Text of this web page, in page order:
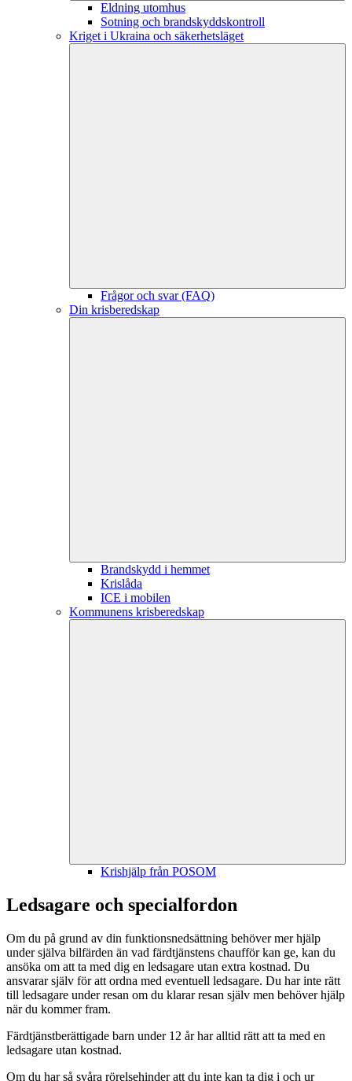
Eldning utomhus
Sotning och brandskyddskontroll
Kriget i Ukraina och säkerhetsläget
Frågor och svar (FAQ)
Din krisberedskap
Brandskydd i hemmet
Krislåda
ICE i mobilen
Kommunens krisberedskap
Krishjälp från POSOM
Ledsagare och specialfordon
Om du på grund av din funktionsnedsättning behöver mer hjälp
under själva bilfärden än vad färdtjänstens chaufför kan ge, kan du
ansöka om att ta med dig en ledsagare utan extra kostnad. Du
ansvarar själv för att ordna med eventuell ledsagare. Du har inte rätt
till ledsagare under resan om du klarar resan själv men behöver hjälp
när du kommer fram.
Färdtjänstberättigade barn under 12 år har alltid rätt att ta med en
ledsagare utan kostnad.
Om du har så svåra rörelsehinder att du inte kan ta dig i och ur